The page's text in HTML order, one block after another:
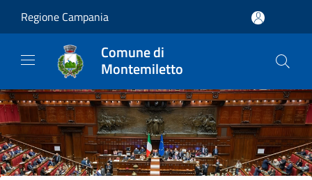
Regione Campania
Comune di
Montemiletto